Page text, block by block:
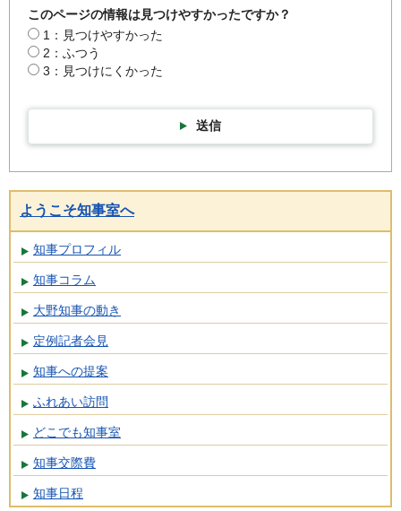
このページの情報は見つけやすかったですか？
1：見つけやすかった
2：ふつう
3：見つけにくかった
送信
ようこそ知事室へ
知事プロフィル
知事コラム
大野知事の動き
定例記者会見
知事への提案
ふれあい訪問
どこでも知事室
知事交際費
知事日程